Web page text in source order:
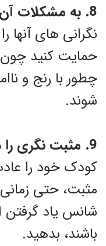
8. به مشکلات آن ها گوش دهید:
نگرانی های آنها
حمایت کنید چون
چطور با رنج و
شوند.
9. مثبت نگری را در آنها تقویت کنید :
کودک خود را
مثبت، حتی
شانس یاد گرفتن
باشند، بدهید.